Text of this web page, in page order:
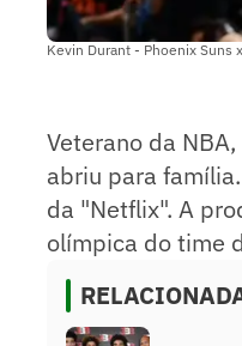
Kevin Durant - Phoenix Suns
Veterano da
abriu para
da "Netflix". A
olímpica do time